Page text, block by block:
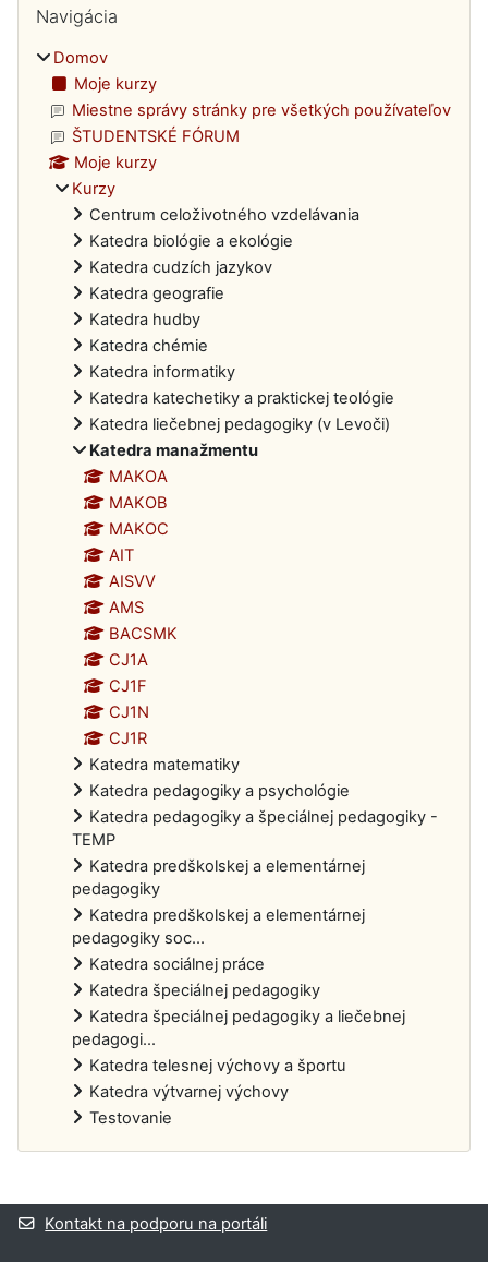
Navigácia
Domov
Moje kurzy
Miestne správy stránky pre všetkých používateľov
ŠTUDENTSKÉ FÓRUM
Moje kurzy
Kurzy
Centrum celoživotného vzdelávania
Katedra biológie a ekológie
Katedra cudzích jazykov
Katedra geografie
Katedra hudby
Katedra chémie
Katedra informatiky
Katedra katechetiky a praktickej teológie
Katedra liečebnej pedagogiky (v Levoči)
Katedra manažmentu
MAKOA
MAKOB
MAKOC
AIT
AISVV
AMS
BACSMK
CJ1A
CJ1F
CJ1N
CJ1R
Katedra matematiky
Katedra pedagogiky a psychológie
Katedra pedagogiky a špeciálnej pedagogiky -
TEMP
Katedra predškolskej a elementárnej
pedagogiky
Katedra predškolskej a elementárnej
pedagogiky soc...
Katedra sociálnej práce
Katedra špeciálnej pedagogiky
Katedra špeciálnej pedagogiky a liečebnej
pedagogi...
Katedra telesnej výchovy a športu
Katedra výtvarnej výchovy
Testovanie
Dodatočné bloky
Kontakt na podporu na portáli